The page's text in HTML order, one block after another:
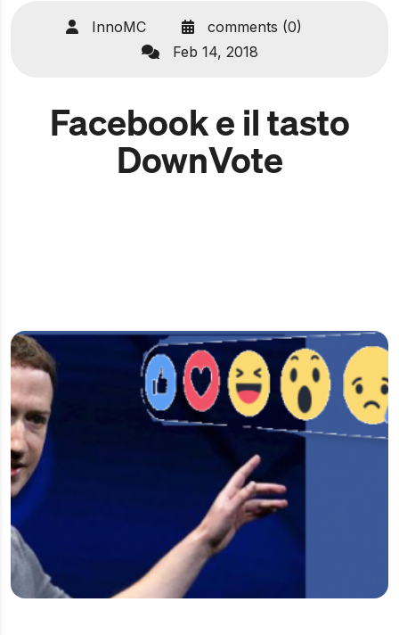
InnoMC
comments (0)
Feb 14, 2018
Facebook e il tasto
DownVote